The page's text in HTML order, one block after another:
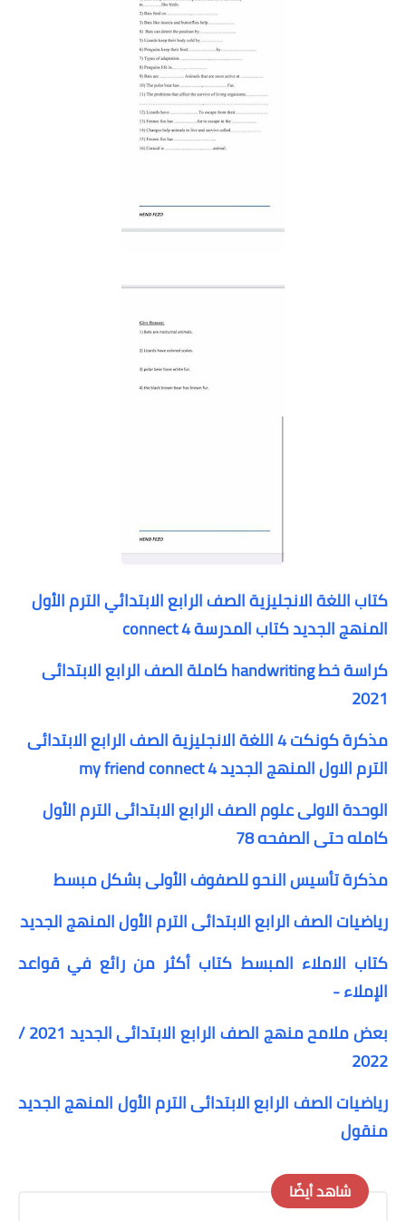
كتاب اللغة الانجليزية الصف الرابع الابتدائي الترم الأول
المنهج الجديد كتاب المدرسة connect 4
كراسة خط handwriting كاملة الصف الرابع الابتدائى
2021
مذكرة كونكت 4 اللغة الانجليزية الصف الرابع الابتدائى
الترم الاول المنهج الجديد my friend connect 4
الوحدة الاولى علوم الصف الرابع الابتدائى الترم الأول
كامله حتى الصفحه 78
مذكرة تأسيس النحو للصفوف الأولى بشكل مبسط
رياضيات الصف الرابع الابتدائى الترم الأول المنهج الجديد
كتاب الاملاء المبسط كتاب أكثر من رائع في قواعد
الإملاء -
بعض ملامح منهج الصف الرابع الابتدائى الجديد 2021 /
2022
رياضيات الصف الرابع الابتدائى الترم الأول المنهج الجديد
منقول
شاهد أيضًا